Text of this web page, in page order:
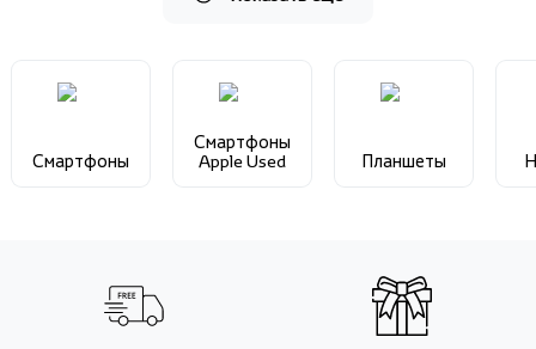
Смартфоны
Смартфоны
Apple Used
Планшеты